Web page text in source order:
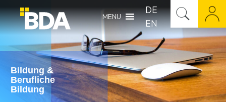
MENU
DE
EN
Bildung &
Berufliche
Bildung